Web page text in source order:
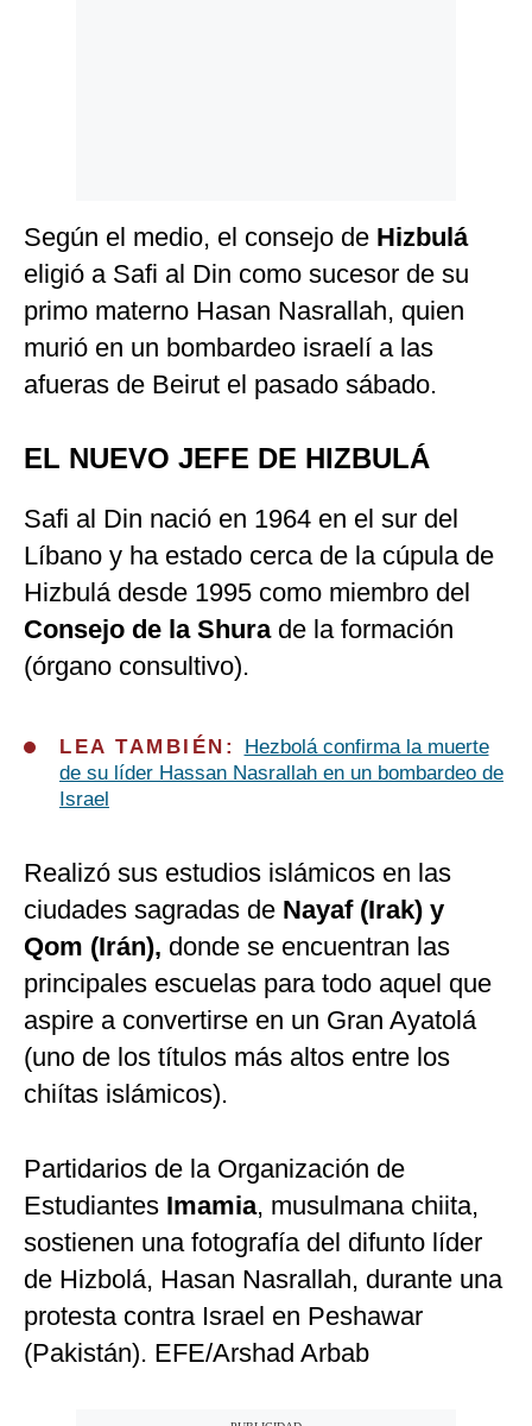
Según el medio, el consejo de Hizbulá
eligió a Safi al Din como sucesor de su
primo materno Hasan Nasrallah, quien
murió en un bombardeo israelí a las
afueras de Beirut el pasado sábado.
EL NUEVO JEFE DE HIZBULÁ
Safi al Din nació en 1964 en el sur del
Líbano y ha estado cerca de la cúpula de
Hizbulá desde 1995 como miembro del
Consejo de la Shura de la formación
(órgano consultivo).
LEA TAMBIÉN:
Hezbolá confirma la muerte
de su líder Hassan Nasrallah en un bombardeo de
Israel
Realizó sus estudios islámicos en las
ciudades sagradas de Nayaf (Irak) y
Qom (Irán), donde se encuentran las
principales escuelas para todo aquel que
aspire a convertirse en un Gran Ayatolá
(uno de los títulos más altos entre los
chiítas islámicos).
Partidarios de la Organización de
Estudiantes Imamia, musulmana chiita,
sostienen una fotografía del difunto líder
de Hizbolá, Hasan Nasrallah, durante una
protesta contra Israel en Peshawar
(Pakistán). EFE/Arshad Arbab